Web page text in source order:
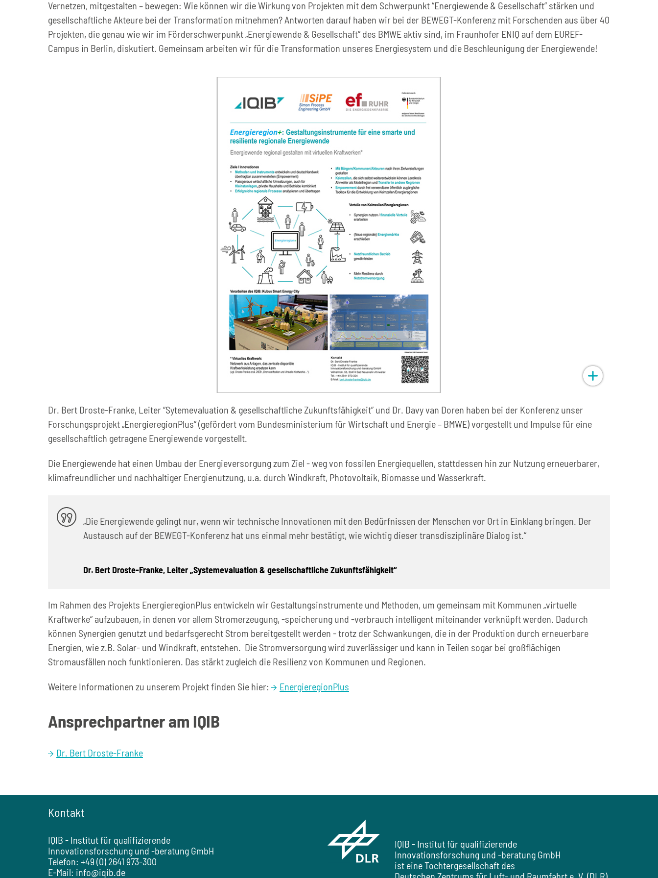
Vernetzen, mitgestalten – bewegen: Wie können wir die Wirkung von Projekten mit dem Schwerpunkt “Energiewende & Gesellschaft” stärken und
gesellschaftliche Akteure bei der Transformation mitnehmen? Antworten darauf haben wir bei der BEWEGT-Konferenz mit Forschenden aus über 40
Projekten, die genau wie wir im Förderschwerpunkt „Energiewende & Gesellschaft“ des BMWE aktiv sind, im Fraunhofer ENIQ auf dem EUREF-
Campus in Berlin, diskutiert. Gemeinsam arbeiten wir für die Transformation unseres Energiesystem und die Beschleunigung der Energiewende!
Dr. Bert Droste-Franke, Leiter “Sytemevaluation & gesellschaftliche Zukunftsfähigkeit” und Dr. Davy van Doren haben bei der Konferenz unser
Forschungsprojekt „EnergieregionPlus“ (gefördert vom Bundesministerium für Wirtschaft und Energie – BMWE) vorgestellt und Impulse für eine
gesellschaftlich getragene Energiewende vorgestellt.
Die Energiewende hat einen Umbau der Energieversorgung zum Ziel - weg von fossilen Energiequellen, stattdessen hin zur Nutzung erneuerbarer,
klimafreundlicher und nachhaltiger Energienutzung, u.a. durch Windkraft, Photovoltaik, Biomasse und Wasserkraft.
„Die Energiewende gelingt nur, wenn wir technische Innovationen mit den Bedürfnissen der Menschen vor Ort in Einklang bringen. Der
Austausch auf der BEWEGT-Konferenz hat uns einmal mehr bestätigt, wie wichtig dieser transdisziplinäre Dialog ist.“
Dr. Bert Droste-Franke, Leiter „Systemevaluation & gesellschaftliche Zukunftsfähigkeit“
Im Rahmen des Projekts EnergieregionPlus entwickeln wir Gestaltungsinstrumente und Methoden, um gemeinsam mit Kommunen „virtuelle
Kraftwerke“ aufzubauen, in denen vor allem Stromerzeugung, -speicherung und -verbrauch intelligent miteinander verknüpft werden. Dadurch
können Synergien genutzt und bedarfsgerecht Strom bereitgestellt werden - trotz der Schwankungen, die in der Produktion durch erneuerbare
Energien, wie z.B. Solar- und Windkraft, entstehen. Die Stromversorgung wird zuverlässiger und kann in Teilen sogar bei großflächigen
Stromausfällen noch funktionieren. Das stärkt zugleich die Resilienz von Kommunen und Regionen.
Weitere Informationen zu unserem Projekt finden Sie hier: EnergieregionPlus
Ansprechpartner am IQIB
Dr. Bert Droste-Franke
Kontakt
IQIB - Institut für qualifizierende
Innovationsforschung und -beratung GmbH
Telefon: +49 (0) 2641 973-300
E-Mail: info@iqib.de
IQIB - Institut für qualifizierende
Innovationsforschung und -beratung GmbH
ist eine Tochtergesellschaft des